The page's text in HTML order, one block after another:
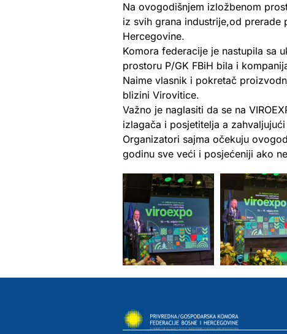
Na ovogodišnjem izložbenom
iz svih grana industrije,od prerade
Hercegovine.
Komora federacije je nastupila sa
prostoru P/GK FBiH bila i
Naime vlasnik i pokretač
blizini Virovitice.
Važno je naglasiti da se na
izlagača i posjetitelja a
Organizatori sajma očekuju
godinu sve veći i posjećeniji ako